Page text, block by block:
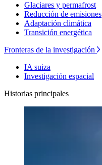
Glaciares y permafrost
Reducción de emisiones
Adaptación climática
Transición energética
Fronteras de la investigación
IA suiza
Investigación espacial
Historias principales